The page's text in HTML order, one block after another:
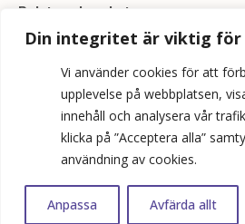
Din integritet är viktig för
Vi använder cookies för att
upplevelse på webbplatsen,
innehåll och analysera vår
klicka på ”Acceptera alla”
användning av cookies.
Anpassa Avfärda allt
Relaterade nyheter
Bygg och fastighet i topp när
©2026